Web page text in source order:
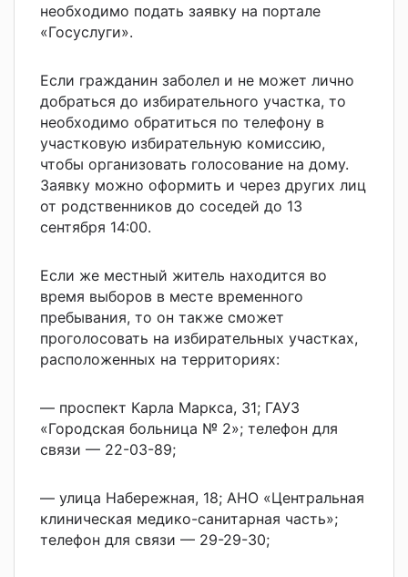
необходимо подать заявку на портале
«Госуслуги».
Если гражданин заболел и не может лично
добраться до избирательного участка, то
необходимо обратиться по телефону в
участковую избирательную комиссию,
чтобы организовать голосование на дому.
Заявку можно оформить и через других лиц
от родственников до соседей до 13
сентября 14:00.
Если же местный житель находится во
время выборов в месте временного
пребывания, то он также сможет
проголосовать на избирательных участках,
расположенных на территориях:
— проспект Карла Маркса, 31; ГАУЗ
«Городская больница № 2»; телефон для
связи — 22-03-89;
— улица Набережная, 18; АНО «Центральная
клиническая медико-санитарная часть»;
телефон для связи — 29-29-30;